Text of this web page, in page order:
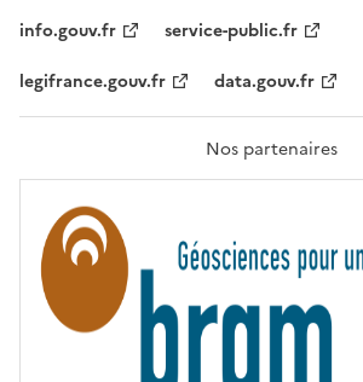
F
A
T
R
T
É
info.gouv.fr
service-public.fr
legifrance.gouv.fr
data.gouv.fr
Nos partenaires